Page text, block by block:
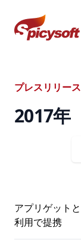
スパイシーソフ
プレスリリース
2017年
アプリゲット
利用で提携